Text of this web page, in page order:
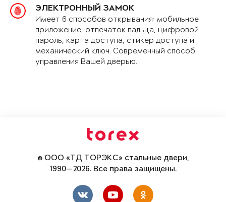
ЭЛЕКТРОННЫЙ ЗАМОК
Имеет 6 способов открывания: мобильное
приложение, отпечаток пальца, цифровой
пароль, карта доступа, стикер доступа и
механический ключ. Современный способ
управления Вашей дверью.
© ООО «ТД ТОРЭКС» стальные двери,
1990—2026. Все права защищены.